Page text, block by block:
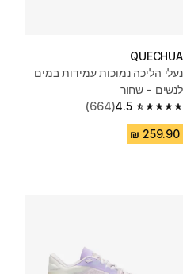
QUECHUA
נעלי הליכה נמוכות עמידות במים
לנשים - שחור
4.5
4.5 out of 5 stars from 664 reviews
(664)